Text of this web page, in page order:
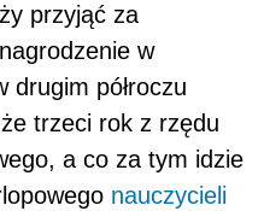
przyjąć za
w
drugim półroczu
trzeci rok z rzędu
a co za tym idzie
nauczycieli